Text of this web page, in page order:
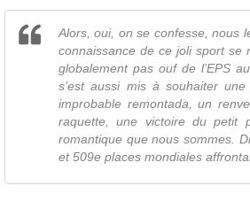
Alors, oui, on se confesse, nous
connaissance de ce joli sport se
globalement pas ouf de l’EPS
s’est aussi mis à souhaiter
improbable remontada, un
raquette, une victoire du petit
romantique que nous sommes.
et 509e places mondiales